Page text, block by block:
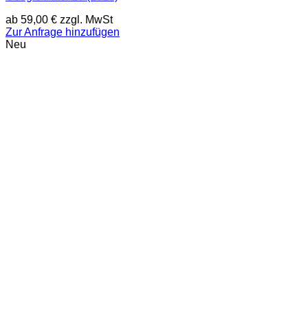
ab 59,00 € zzgl. MwSt
Zur Anfrage hinzufügen
Neu